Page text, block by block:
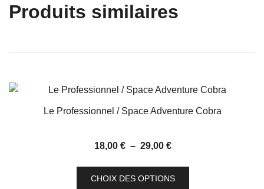
Produits similaires
Le Professionnel / Space Adventure Cobra
18,00 € – 29,00 €Plage
prix :
CHOIX DES OPTIONS
Ce